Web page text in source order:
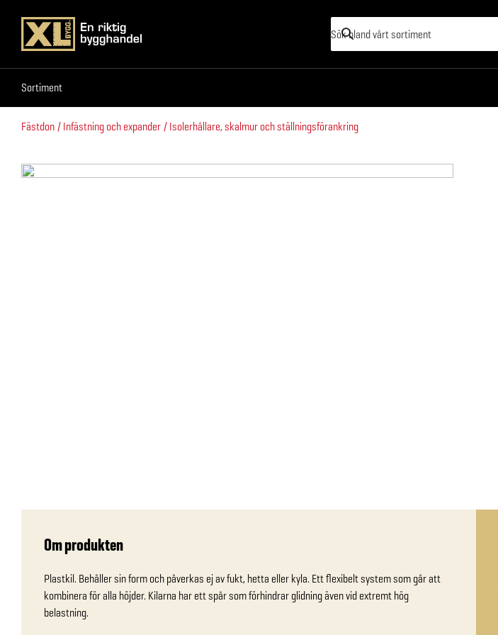
Sortiment
Sortiment
Fästdon Infästning och expander Isolerhållare, skalmur och ställningsförankring
Om produkten
Plastkil. Behåller sin form och påverkas ej av fukt, hetta eller kyla. Ett flexibelt system som går att
kombinera för alla höjder. Kilarna har ett spår som förhindrar glidning även vid extremt hög
belastning.